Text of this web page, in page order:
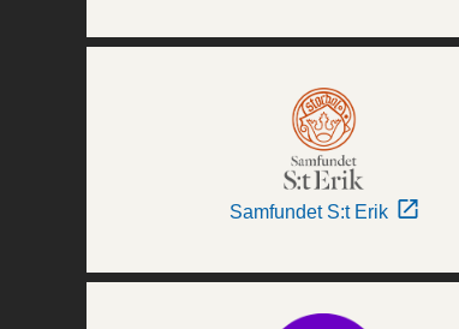
Samfundet S:t Erik